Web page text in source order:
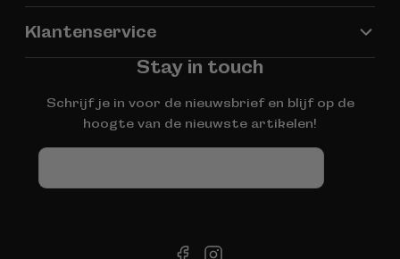
Klantenservice
Stay in touch
Schrijf je in voor de nieuwsbrief en blijf op de
hoogte van de nieuwste artikelen!